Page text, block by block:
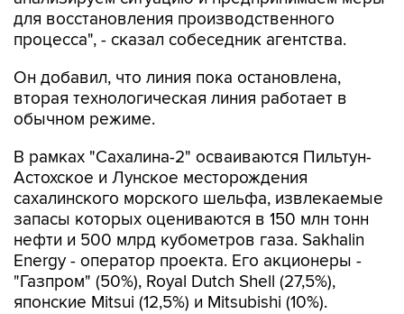
для восстановления производственного
процесса", - сказал собеседник агентства.
Он добавил, что линия пока остановлена,
вторая технологическая линия работает в
обычном режиме.
В рамках "Сахалина-2" осваиваются Пильтун-
Астохское и Лунское месторождения
сахалинского морского шельфа, извлекаемые
запасы которых оцениваются в 150 млн тонн
нефти и 500 млрд кубометров газа. Sakhalin
Energy - оператор проекта. Его акционеры -
"Газпром" (50%), Royal Dutch Shell (27,5%),
японские Mitsui (12,5%) и Mitsubishi (10%).